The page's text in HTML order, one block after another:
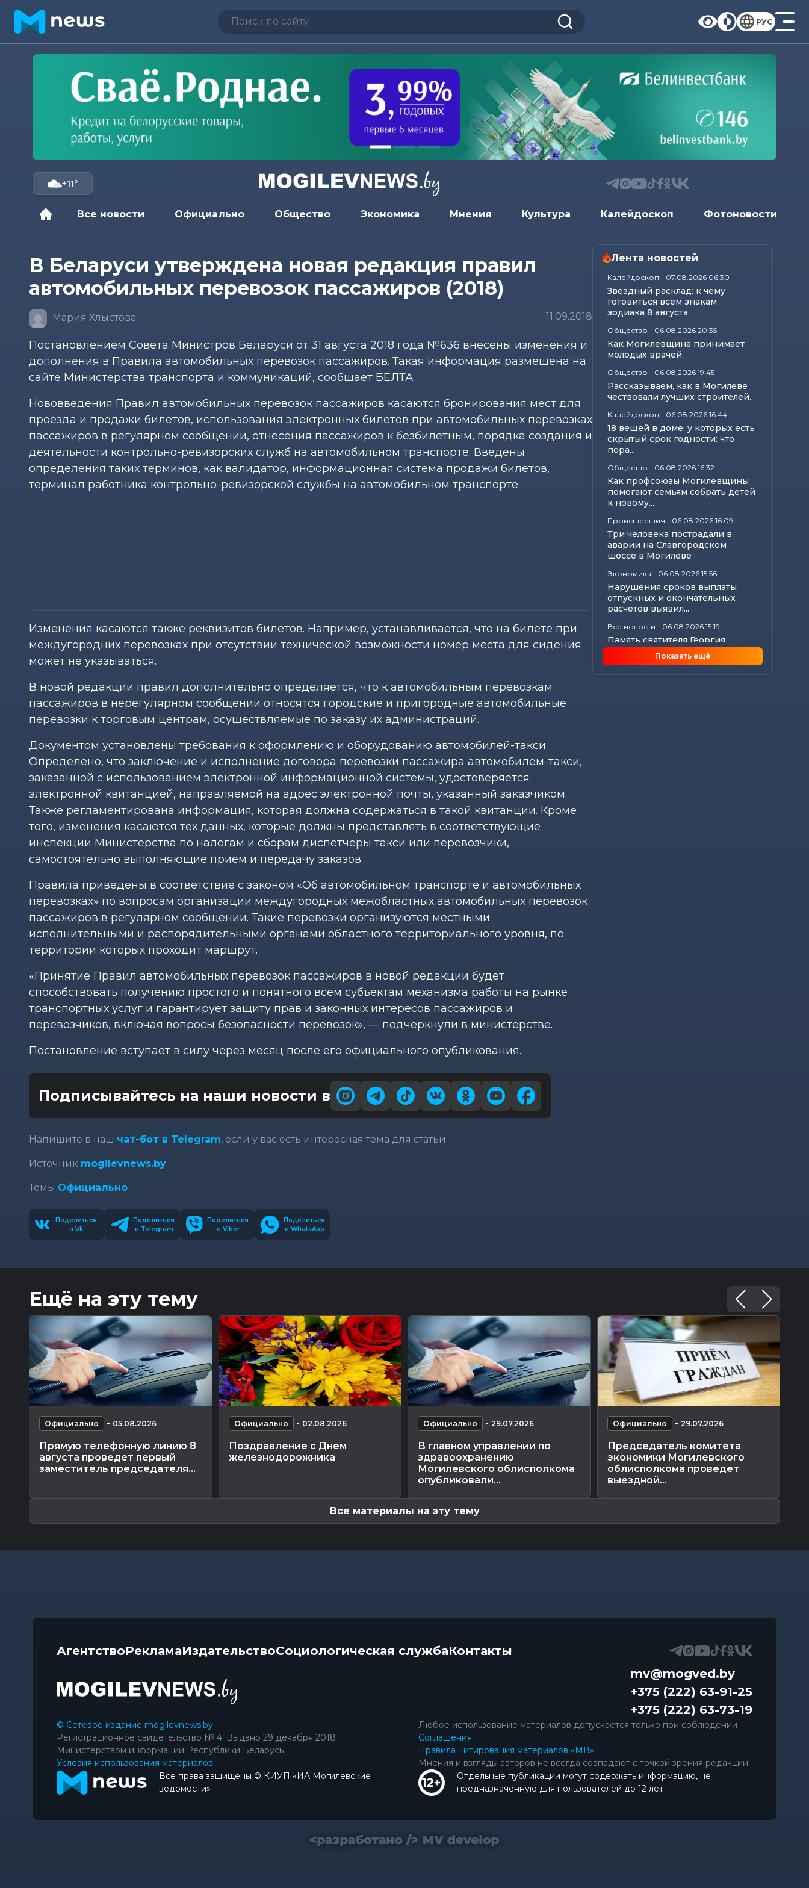
РУС
+11°
Все новости Официально Общество Экономика Мнения Культура Калейдоскоп Фотоновости
В Беларуси утверждена новая редакция правил
автомобильных перевозок пассажиров (2018)
Мария Хлыстова 11.09.2018
Постановлением Совета Министров Беларуси от 31 августа 2018 года №636 внесены изменения и
дополнения в Правила автомобильных перевозок пассажиров. Такая информация размещена на
сайте Министерства транспорта и коммуникаций, сообщает БЕЛТА.
Нововведения Правил автомобильных перевозок пассажиров касаются бронирования мест для
проезда и продажи билетов, использования электронных билетов при автомобильных перевозках
пассажиров в регулярном сообщении, отнесения пассажиров к безбилетным, порядка создания и
деятельности контрольно-ревизорских служб на автомобильном транспорте. Введены
определения таких терминов, как валидатор, информационная система продажи билетов,
терминал работника контрольно-ревизорской службы на автомобильном транспорте.
Изменения касаются также реквизитов билетов. Например, устанавливается, что на билете при
междугородних перевозках при отсутствии технической возможности номер места для сидения
может не указываться.
В новой редакции правил дополнительно определяется, что к автомобильным перевозкам
пассажиров в нерегулярном сообщении относятся городские и пригородные автомобильные
перевозки к торговым центрам, осуществляемые по заказу их администраций.
Документом установлены требования к оформлению и оборудованию автомобилей-такси.
Определено, что заключение и исполнение договора перевозки пассажира автомобилем-такси,
заказанной с использованием электронной информационной системы, удостоверяется
электронной квитанцией, направляемой на адрес электронной почты, указанный заказчиком.
Также регламентирована информация, которая должна содержаться в такой квитанции. Кроме
того, изменения касаются тех данных, которые должны представлять в соответствующие
инспекции Министерства по налогам и сборам диспетчеры такси или перевозчики,
самостоятельно выполняющие прием и передачу заказов.
Правила приведены в соответствие с законом «Об автомобильном транспорте и автомобильных
перевозках» по вопросам организации междугородных межобластных автомобильных перевозок
пассажиров в регулярном сообщении. Такие перевозки организуются местными
исполнительными и распорядительными органами областного территориального уровня, по
территории которых проходит маршрут.
«Принятие Правил автомобильных перевозок пассажиров в новой редакции будет
способствовать получению простого и понятного всем субъектам механизма работы на рынке
транспортных услуг и гарантирует защиту прав и законных интересов пассажиров и
перевозчиков, включая вопросы безопасности перевозок», — подчеркнули в министерстве.
Постановление вступает в силу через месяц после его официального опубликования.
Подписывайтесь на наши новости в
Напишите в наш чат-бот в Telegram, если у вас есть интересная тема для статьи.
Источник mogilevnews.by
Темы Официально
Поделиться
в Vk
Поделиться
в Telegram
Поделиться
в Viber
Поделиться
в WhatsApp
Лента новостей
Калейдоскоп - 07.08.2026 06:30
Звёздный расклад: к чему
готовиться всем знакам
зодиака 8 августа
Общество - 06.08.2026 20:35
Как Могилевщина принимает
молодых врачей
Общество - 06.08.2026 19:45
Рассказываем, как в Могилеве
чествовали лучших строителей...
Калейдоскоп - 06.08.2026 16:44
18 вещей в доме, у которых есть
скрытый срок годности: что
пора...
Общество - 06.08.2026 16:32
Как профсоюзы Могилевщины
помогают семьям собрать детей
к новому...
Происшествия - 06.08.2026 16:09
Три человека пострадали в
аварии на Славгородском
шоссе в Могилеве
Экономика - 06.08.2026 15:56
Нарушения сроков выплаты
отпускных и окончательных
расчетов выявил...
Все новости - 06.08.2026 15:19
Память святителя Георгия
Конисского почтили в
Показать ещё
Ещё на эту тему
Официально - 05.08.2026
Прямую телефонную линию 8
августа проведет первый
заместитель председателя...
Официально - 02.08.2026
Поздравление с Днем
железнодорожника
Официально - 29.07.2026
В главном управлении по
здравоохранению
Могилевского облисполкома
опубликовали...
Официально - 29.07.2026
Председатель комитета
экономики Могилевского
облисполкома проведет
выездной...
Все материалы на эту тему
АгентствоРекламаИздательствоСоциологическая службаКонтакты
mv@mogved.by
+375 (222) 63-91-25
+375 (222) 63-73-19
© Сетевое издание mogilevnews.by
Регистрационное свидетельство № 4. Выдано 29 декабря 2018
Министерством информации Республики Беларусь
Условия использования материалов
Любое использование материалов допускается только при соблюдении
Соглашения
Правила цитирования материалов «МВ»
Мнения и взгляды авторов не всегда совпадают с точкой зрения редакции.
Все права защищены © КИУП «ИА Могилевские
ведомости»
Отдельные публикации могут содержать информацию, не
предназначенную для пользователей до 12 лет